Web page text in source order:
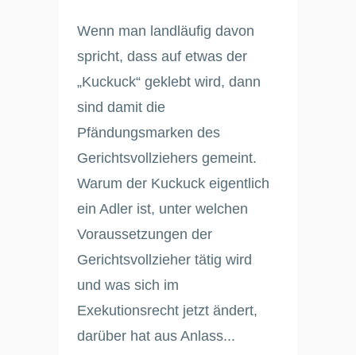
Wenn man landläufig davon
spricht, dass auf etwas der
„Kuckuck“ geklebt wird, dann
sind damit die
Pfändungsmarken des
Gerichtsvollziehers gemeint.
Warum der Kuckuck eigentlich
ein Adler ist, unter welchen
Voraussetzungen der
Gerichtsvollzieher tätig wird
und was sich im
Exekutionsrecht jetzt ändert,
darüber hat aus Anlass...